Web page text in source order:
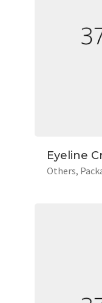
Eyeline
Others